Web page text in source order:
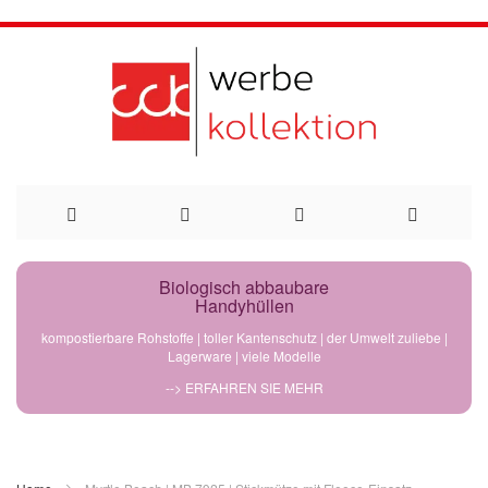
Direkt
Biologisch abbaubare
Handyhüllen
kompostierbare Rohstoffe | toller Kantenschutz | der Umwelt zuliebe |
Lagerware | viele Modelle
--> ERFAHREN SIE MEHR